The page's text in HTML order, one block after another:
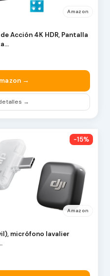
Amazon
Acción 4K HDR, Pantalla
→
→
-15%
Amazon
micrófono lavalier